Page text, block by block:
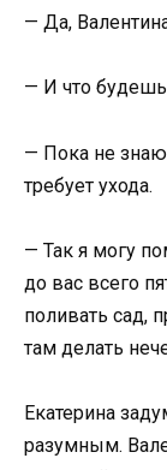
— Да,
— И что будешь
— Пока не
требует ухода.
— Так я могу
до вас всего
поливать сад,
там делать
Екатерина
разумным.